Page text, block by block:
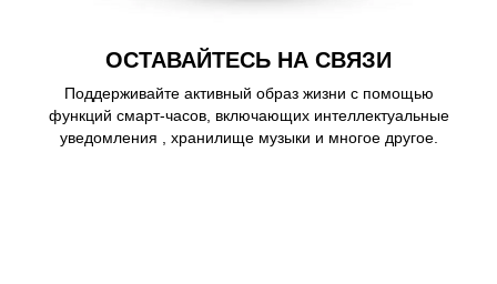
ОСТАВАЙТЕСЬ НА СВЯЗИ
Поддерживайте активный образ жизни с помощью
функций смарт-часов, включающих интеллектуальные
уведомления , хранилище музыки и многое другое.